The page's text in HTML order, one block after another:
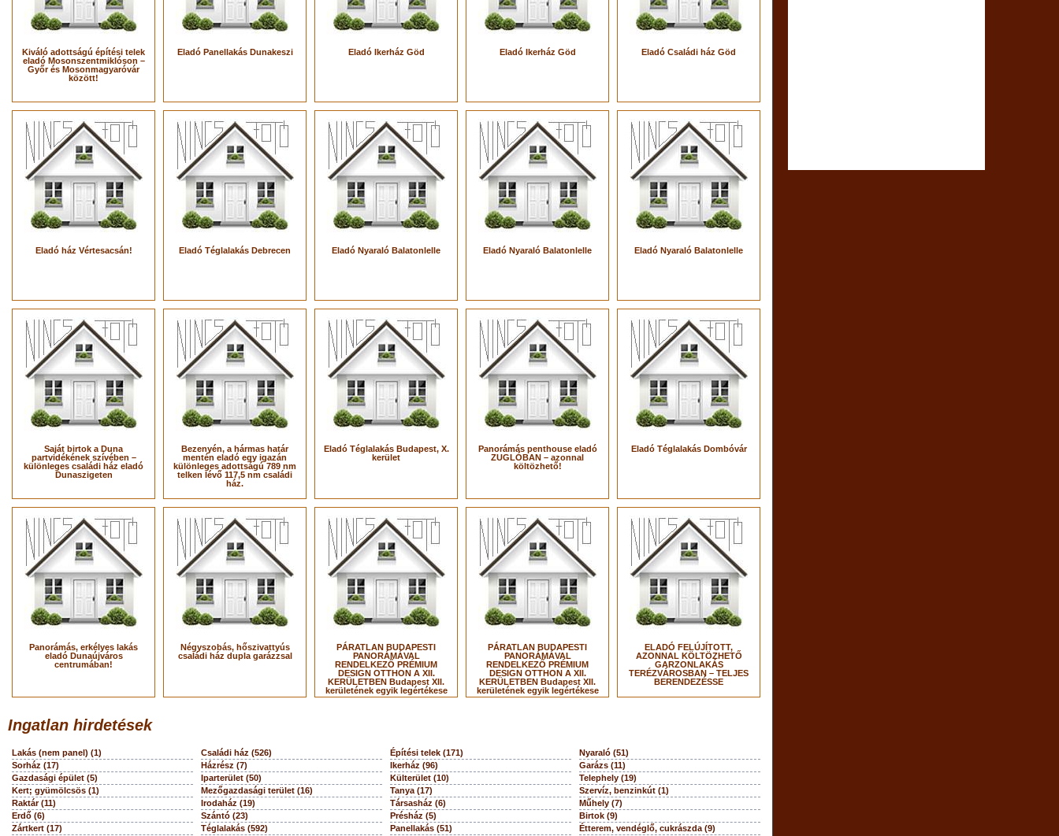
Kiváló adottságú építési telek
eladó Mosonszentmiklóson –
Győr és Mosonmagyaróvár
között!
Eladó Panellakás Dunakeszi Eladó Ikerház Göd Eladó Ikerház Göd Eladó Családi ház Göd
Eladó ház Vértesacsán! Eladó Téglalakás Debrecen Eladó Nyaraló Balatonlelle Eladó Nyaraló Balatonlelle Eladó Nyaraló Balatonlelle
Saját birtok a Duna
partvidékének szívében –
különleges családi ház eladó
Dunaszigeten
Bezenyén, a hármas határ
mentén eladó egy igazán
különleges adottságú 789 nm
telken lévő 117,5 nm családi
ház.
Eladó Téglalakás Budapest, X.
kerület
Panorámás penthouse eladó
ZUGLÓBAN – azonnal
költözhető!
Eladó Téglalakás Dombóvár
Panorámás, erkélyes lakás
eladó Dunaújváros
centrumában!
Négyszobás, hőszivattyús
családi ház dupla garázzsal
PÁRATLAN BUDAPESTI
PANORÁMÁVAL
RENDELKEZŐ PRÉMIUM
DESIGN OTTHON A XII.
KERÜLETBEN Budapest XII.
kerületének egyik legértékese
PÁRATLAN BUDAPESTI
PANORÁMÁVAL
RENDELKEZŐ PRÉMIUM
DESIGN OTTHON A XII.
KERÜLETBEN Budapest XII.
kerületének egyik legértékese
ELADÓ FELÚJÍTOTT,
AZONNAL KÖLTÖZHETŐ
GARZONLAKÁS
TERÉZVÁROSBAN – TELJES
BERENDEZÉSSE
Ingatlan hirdetések
Lakás (nem panel) (1) Családi ház (526) Építési telek (171)
Nyaraló (51)
Sorház (17)
Házrész (7) Ikerház (96)
Garázs (11)
Gazdasági épület (5)
Iparterület (50) Külterület (10)
Telephely (19)
Kert; gyümölcsös (1)
Mezőgazdasági terület (16) Tanya (17)
Szervíz, benzinkút (1)
Raktár (11)
Irodaház (19) Társasház (6)
Műhely (7)
Erdő (6)
Szántó (23) Présház (5)
Birtok (9)
Zártkert (17)
Téglalakás (592) Panellakás (51) Étterem, vendéglő, cukrászda (9)